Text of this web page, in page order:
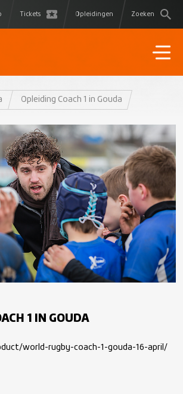
Tickets Opleidingen Zoeken
Opleiding Coach 1 in Gouda
1 IN GOUDA
world-rugby-coach-1-gouda-16-april/